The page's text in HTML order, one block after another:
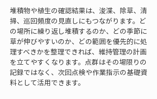
堆積物や植生の確認結果は、浚渫、除草、清
掃、巡回頻度の見直しにもつながります。ど
の場所に繰り返し堆積するのか、どの季節に
草が伸びやすいのか、どの範囲を優先的に処
理すべきかを整理できれば、維持管理の計画
を立てやすくなります。点群はその場限りの
記録ではなく、次回点検や作業指示の基礎資
料として活用できます。